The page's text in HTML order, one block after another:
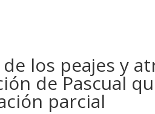
los peajes y
de Pascual
parcial